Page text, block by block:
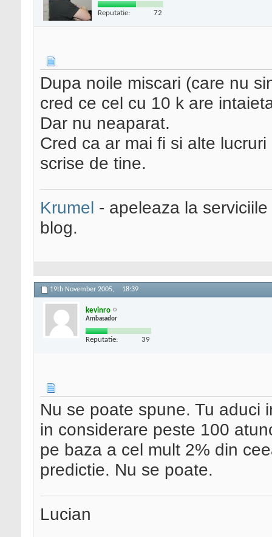
Reputatie: 72
Dupa noile miscari (care nu
cred ce cel cu 10 k are
Dar nu neaparat.
Cred ca ar mai fi si alte
scrise de tine.
Krumel - apeleaza la
blog.
19th November 2005, 18:39
kevinro
Ambasador
Reputatie: 39
Nu se poate spune. Tu aduci
in considerare peste 100
pe baza a cel mult 2% din
predictie. Nu se poate.
Lucian